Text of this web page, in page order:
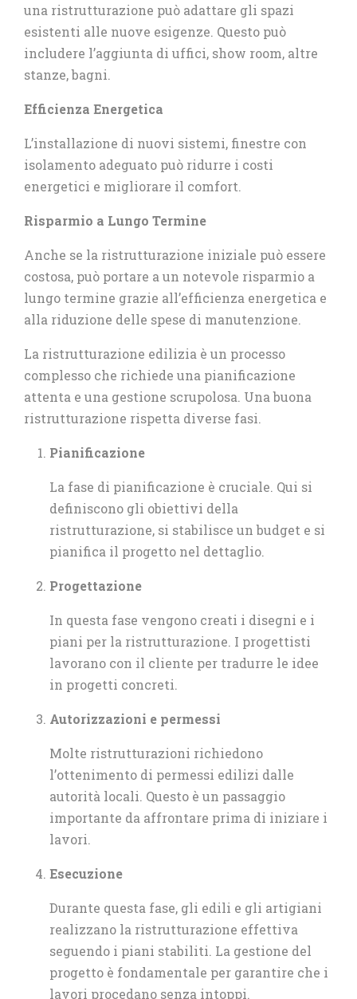
una ristrutturazione può adattare gli spazi
esistenti alle nuove esigenze. Questo può
includere l’aggiunta di uffici, show room, altre
stanze, bagni.
Efficienza Energetica
L’installazione di nuovi sistemi, finestre con
isolamento adeguato può ridurre i costi
energetici e migliorare il comfort.
Risparmio a Lungo Termine
Anche se la ristrutturazione iniziale può essere
costosa, può portare a un notevole risparmio a
lungo termine grazie all’efficienza energetica e
alla riduzione delle spese di manutenzione.
La ristrutturazione edilizia è un processo
complesso che richiede una pianificazione
attenta e una gestione scrupolosa. Una buona
ristrutturazione rispetta diverse fasi.
Pianificazione
La fase di pianificazione è cruciale. Qui si
definiscono gli obiettivi della
ristrutturazione, si stabilisce un budget e si
pianifica il progetto nel dettaglio.
Progettazione
In questa fase vengono creati i disegni e i
piani per la ristrutturazione. I progettisti
lavorano con il cliente per tradurre le idee
in progetti concreti.
Autorizzazioni e permessi
Molte ristrutturazioni richiedono
l’ottenimento di permessi edilizi dalle
autorità locali. Questo è un passaggio
importante da affrontare prima di iniziare i
lavori.
Esecuzione
Durante questa fase, gli edili e gli artigiani
realizzano la ristrutturazione effettiva
seguendo i piani stabiliti. La gestione del
progetto è fondamentale per garantire che i
lavori procedano senza intoppi.